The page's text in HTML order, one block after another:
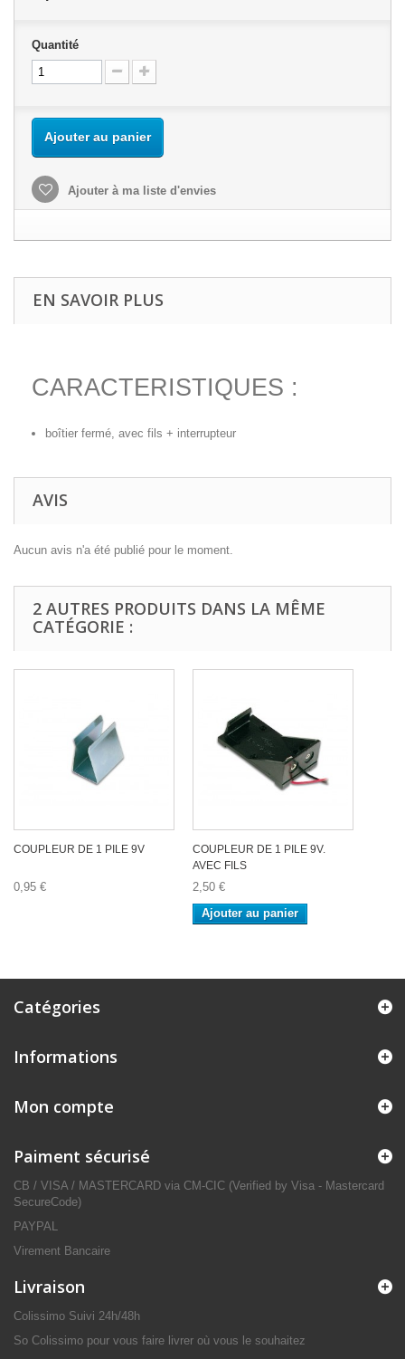
Quantité
Ajouter au panier
Ajouter à ma liste d'envies
EN SAVOIR PLUS
CARACTERISTIQUES :
boîtier fermé, avec fils + interrupteur
AVIS
Aucun avis n'a été publié pour le moment.
2 AUTRES PRODUITS DANS LA MÊME
CATÉGORIE :
COUPLEUR DE 1 PILE 9V
0,95 €
COUPLEUR DE 1 PILE 9V.
AVEC FILS
2,50 €
Ajouter au panier
Catégories
Informations
Mon compte
Paiment sécurisé
CB / VISA / MASTERCARD via CM-CIC (Verified by Visa - Mastercard
SecureCode)
PAYPAL
Virement Bancaire
Livraison
Colissimo Suivi 24h/48h
So Colissimo pour vous faire livrer où vous le souhaitez